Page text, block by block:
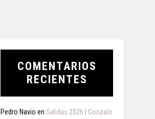
COMENTARIOS
RECIENTES
Pedro Navio en Salidas 2026 | Gonzalo